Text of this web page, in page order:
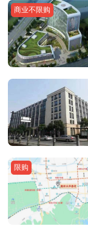
商业不限购
限购